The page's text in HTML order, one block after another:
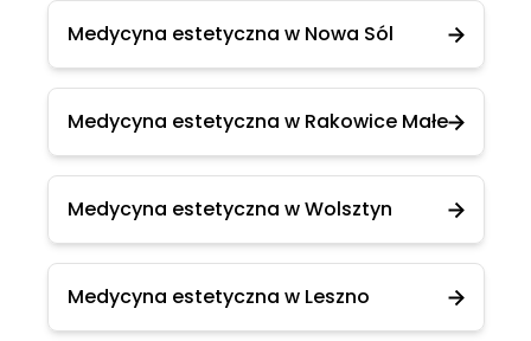
Medycyna estetyczna w Nowa Sól
Medycyna estetyczna w Rakowice Małe
Medycyna estetyczna w Wolsztyn
Medycyna estetyczna w Leszno